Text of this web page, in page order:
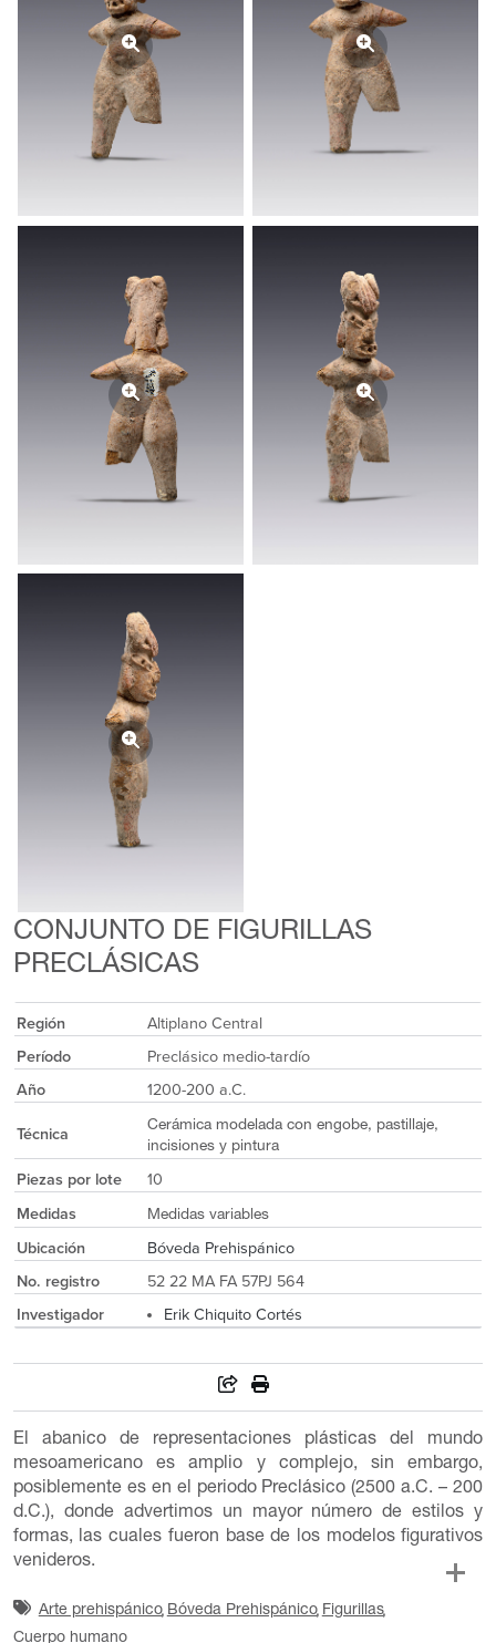
CONJUNTO DE FIGURILLAS
PRECLÁSICAS
Región
Altiplano Central
Período
Preclásico medio-tardío
Año
1200-200 a.C.
Técnica
Cerámica modelada con engobe, pastillaje,
incisiones y pintura
Piezas por lote
10
Medidas
Medidas variables
Ubicación
Bóveda Prehispánico
No. registro
52 22 MA FA 57PJ 564
Investigador
Erik Chiquito Cortés
El abanico de representaciones plásticas del mundo
mesoamericano es amplio y complejo, sin embargo,
posiblemente es en el periodo Preclásico (2500 a.C. – 200
d.C.), donde advertimos un mayor número de estilos y
formas, las cuales fueron base de los modelos figurativos
venideros.
Arte prehispánico Bóveda Prehispánico Figurillas
Cuerpo humano